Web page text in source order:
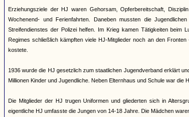
Erziehungsziele der HJ waren Gehorsam, Opferbereitschaft,
Wochenend- und Ferienfahrten. Daneben mussten die
Streifendienstes der Polizei helfen. Im Krieg kamen Tätigkeiten
Regimes schließlich kämpften viele HJ-Mitglieder noch an den
kostete.
1936 wurde die HJ gesetzlich zum staatlichen Jugendverband erklärt
Millionen Kinder und Jugendliche. Neben Elternhaus und Schule war die
Die Mitglieder der HJ trugen Uniformen und gliederten sich in
eigentliche HJ umfasste die Jungen von 14-18 Jahre. Die Mädchen